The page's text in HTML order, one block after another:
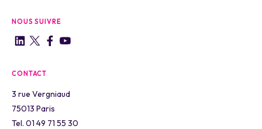
NOUS SUIVRE
CONTACT
3 rue Vergniaud
75013 Paris
Tel. 01 49 71 55 30